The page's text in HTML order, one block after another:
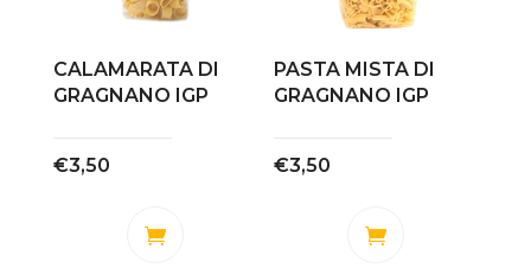
CALAMARATA DI
GRAGNANO IGP
€3,50
PASTA MISTA DI
GRAGNANO IGP
€3,50